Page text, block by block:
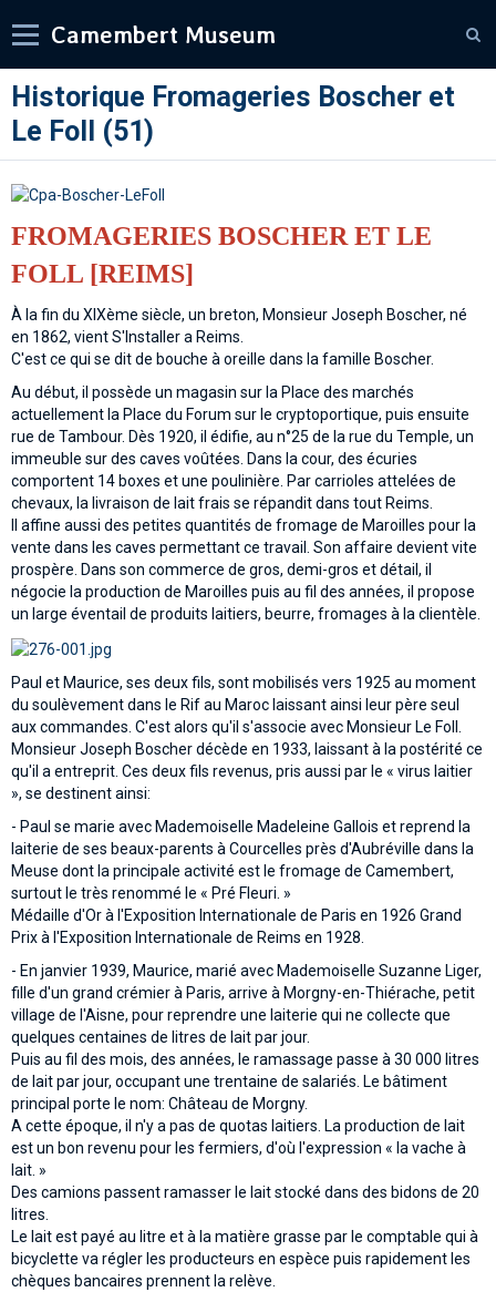
Camembert Museum
Historique Fromageries Boscher et
Le Foll (51)
FROMAGERIES BOSCHER ET LE
FOLL [REIMS]
À la fin du XIXème siècle, un breton, Monsieur Joseph Boscher, né
en 1862, vient S'Installer a Reims.
C'est ce qui se dit de bouche à oreille dans la famille Boscher.
Au début, il possède un magasin sur la Place des marchés
actuellement la Place du Forum sur le cryptoportique, puis ensuite
rue de Tambour. Dès 1920, il édifie, au n°25 de la rue du Temple, un
immeuble sur des caves voûtées. Dans la cour, des écuries
comportent 14 boxes et une poulinière. Par carrioles attelées de
chevaux, la livraison de lait frais se répandit dans tout Reims.
Il affine aussi des petites quantités de fromage de Maroilles pour la
vente dans les caves permettant ce travail. Son affaire devient vite
prospère. Dans son commerce de gros, demi-gros et détail, il
négocie la production de Maroilles puis au fil des années, il propose
un large éventail de produits laitiers, beurre, fromages à la clientèle.
Paul et Maurice, ses deux fils, sont mobilisés vers 1925 au moment
du soulèvement dans le Rif au Maroc laissant ainsi leur père seul
aux commandes. C'est alors qu'il s'associe avec Monsieur Le Foll.
Monsieur Joseph Boscher décède en 1933, laissant à la postérité ce
qu'il a entreprit. Ces deux fils revenus, pris aussi par le « virus laitier
», se destinent ainsi:
- Paul se marie avec Mademoiselle Madeleine Gallois et reprend la
laiterie de ses beaux-parents à Courcelles près d'Aubréville dans la
Meuse dont la principale activité est le fromage de Camembert,
surtout le très renommé le « Pré Fleuri. »
Médaille d'Or à l'Exposition Internationale de Paris en 1926 Grand
Prix à l'Exposition Internationale de Reims en 1928.
- En janvier 1939, Maurice, marié avec Mademoiselle Suzanne Liger,
fille d'un grand crémier à Paris, arrive à Morgny-en-Thiérache, petit
village de l'Aisne, pour reprendre une laiterie qui ne collecte que
quelques centaines de litres de lait par jour.
Puis au fil des mois, des années, le ramassage passe à 30 000 litres
de lait par jour, occupant une trentaine de salariés. Le bâtiment
principal porte le nom: Château de Morgny.
A cette époque, il n'y a pas de quotas laitiers. La production de lait
est un bon revenu pour les fermiers, d'où l'expression « la vache à
lait. »
Des camions passent ramasser le lait stocké dans des bidons de 20
litres.
Le lait est payé au litre et à la matière grasse par le comptable qui à
bicyclette va régler les producteurs en espèce puis rapidement les
chèques bancaires prennent la relève.